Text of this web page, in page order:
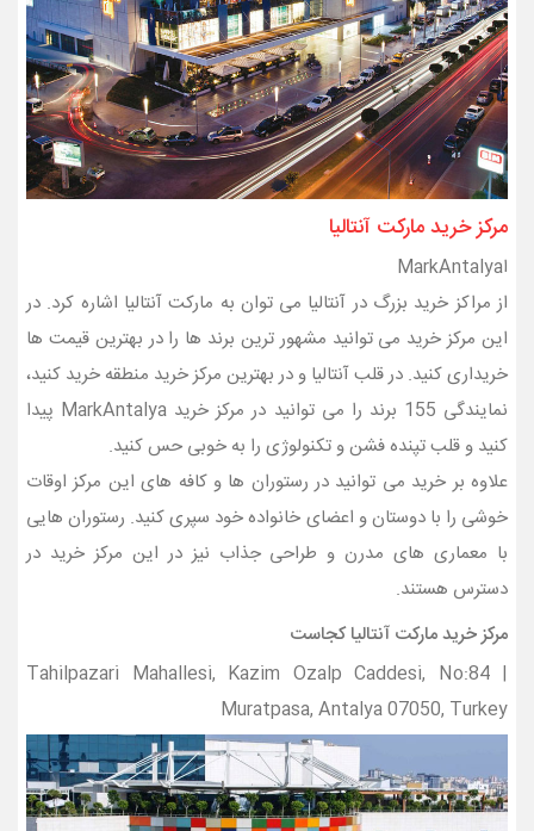
مرکز خرید مارکت آنتالیا
اMarkAntalya
از مراکز خرید بزرگ در آنتالیا می توان به مارکت آنتالیا اشاره کرد. در
این مرکز خرید می توانید مشهور ترین برند ها را در بهترین قیمت ها
خریداری کنید. در قلب آنتالیا و در بهترین مرکز خرید منطقه خرید کنید،
نمایندگی 155 برند را می توانید در مرکز خرید MarkAntalya پیدا
کنید و قلب تپنده فشن و تکنولوژی را به خوبی حس کنید.
علاوه بر خرید می توانید در رستوران ها و کافه های این مرکز اوقات
خوشی را با دوستان و اعضای خانواده خود سپری کنید. رستوران هایی
با معماری های مدرن و طراحی جذاب نیز در این مرکز خرید در
دسترس هستند.
مرکز خرید مارکت آنتالیا کجاست
Tahilpazari Mahallesi, Kazim Ozalp Caddesi, No:84 |
Muratpasa, Antalya 07050, Turkey